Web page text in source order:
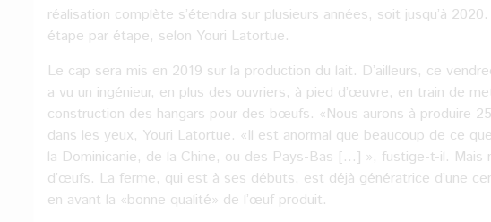
réalisation complète s’étendra sur plusieurs années, soit jusqu’à
étape par étape, selon Youri Latortue.
Le cap sera mis en 2019 sur la production du lait. D’ailleurs, ce
a vu un ingénieur, en plus des ouvriers, à pied d’œuvre, en train de
construction des hangars pour des bœufs. «Nous aurons à produire
dans les yeux, Youri Latortue. «Il est anormal que beaucoup de ce
la Dominicanie, de la Chine, ou des Pays-Bas […] », fustige-t-il. Mais
d’œufs. La ferme, qui est à ses débuts, est déjà génératrice d’une
en avant la «bonne qualité» de l’œuf produit.